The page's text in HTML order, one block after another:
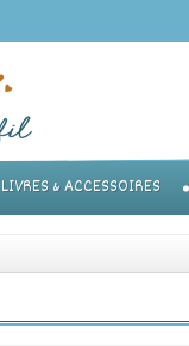
LIVRES & ACCESSOIRES